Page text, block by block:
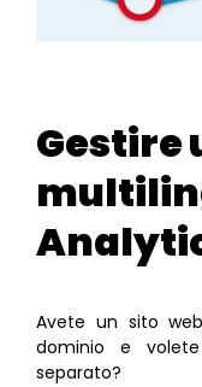
Gestire
Avete un sito
dominio e
separato?